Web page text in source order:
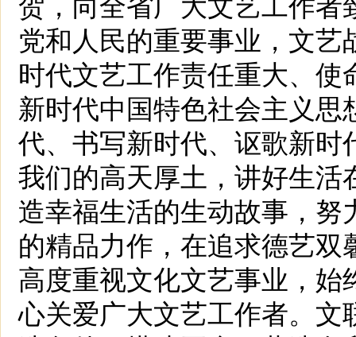
党和人民的重要事业，文
时代文艺工作责任重大、
新时代中国特色社会主义
代、书写新时代、讴歌新
我们的高天厚土，讲好生
造幸福生活的生动故事，
的精品力作，在追求德艺
高度重视文化文艺事业，
心关爱广大文艺工作者。